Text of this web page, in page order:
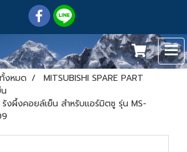
งหมด
MITSUBISHI SPARE PART
งผึ้งคอยล์เย็น สำหรับแอร์มิตซู รุ่น MS-